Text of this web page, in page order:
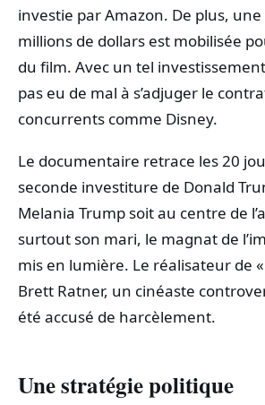
investie par Amazon. De plus,
millions de dollars est mobilisée
du film. Avec un tel
pas eu de mal à s’adjuger le
concurrents comme Disney.
Le documentaire retrace les 20
seconde investiture de Donald
Melania Trump soit au centre de
surtout son mari, le magnat de
mis en lumière. Le réalisateur de
Brett Ratner, un cinéaste
été accusé de harcèlement.
Une stratégie politique